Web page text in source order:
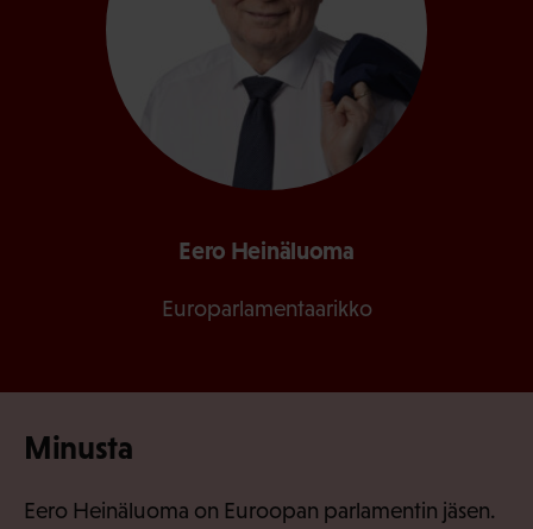
Eero Heinäluoma
Europarlamentaarikko
Minusta
Eero Heinäluoma on Euroopan parlamentin jäsen.